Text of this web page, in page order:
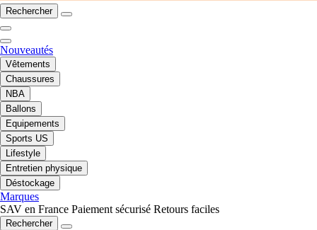
Rechercher
Nouveautés
Vêtements
Chaussures
NBA
Ballons
Equipements
Sports US
Lifestyle
Entretien physique
Déstockage
Marques
SAV en France Paiement sécurisé Retours faciles
Rechercher